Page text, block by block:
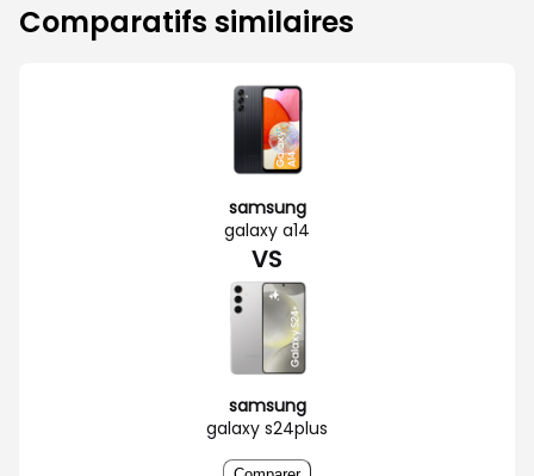
Comparatifs similaires
samsung
galaxy a14
VS
samsung
galaxy s24plus